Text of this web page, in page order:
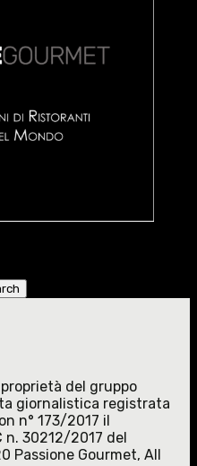
del gruppo
giornalistica registrata
n° 173/2017 il
n. 30212/2017 del
Passione Gourmet, All